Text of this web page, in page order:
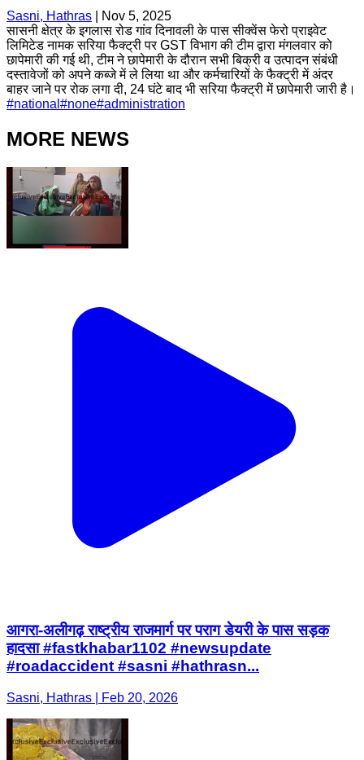
Sasni, Hathras
Nov 5, 2025
सासनी क्षेत्र के इगलास रोड गांव दिनावली के पास सीक्वेंस फेरो प्राइवेट
लिमिटेड नामक सरिया फैक्ट्री पर GST विभाग की टीम द्वारा मंगलवार को
छापेमारी की गई थी, टीम ने छापेमारी के दौरान सभी बिक्री व उत्पादन संबंधी
दस्तावेजों को अपने कब्जे में ले लिया था और कर्मचारियों के फैक्ट्री में अंदर
बाहर जाने पर रोक लगा दी, 24 घंटे बाद भी सरिया फैक्ट्री में छापेमारी जारी है।
#national #none#administration
MORE NEWS
आगरा-अलीगढ़ राष्ट्रीय राजमार्ग पर पराग डेयरी के पास सड़क
हादसा #fastkhabar1102 #newsupdate
#roadaccident #sasni #hathrasn...
Sasni, Hathras | Feb 20, 2026